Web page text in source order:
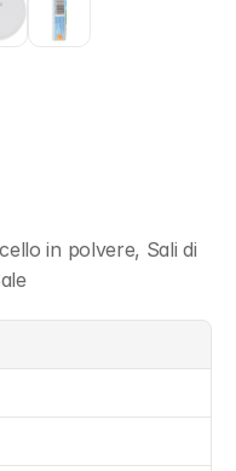
in polvere, Sali di